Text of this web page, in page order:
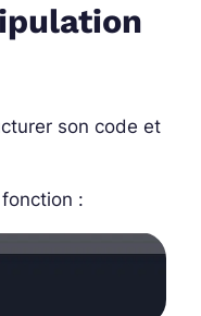
son code et
fonction :